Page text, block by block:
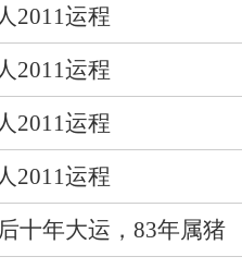
2011运程
2011运程
2011运程
2011运程
十年大运，83年属猪